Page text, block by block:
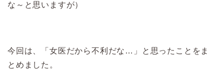
な～と思いますが）
今回は、「女医だから不利だな…」と思ったことをま
とめました。